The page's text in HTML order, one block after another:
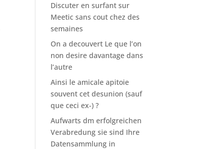
Discuter en surfant sur
Meetic sans cout chez des
semaines
On a decouvert Le que l’on
non desire davantage dans
l’autre
Ainsi le amicale apitoie
souvent cet desunion (sauf
que ceci ex-) ?
Aufwarts dm erfolgreichen
Verabredung sie sind Ihre
Datensammlung in